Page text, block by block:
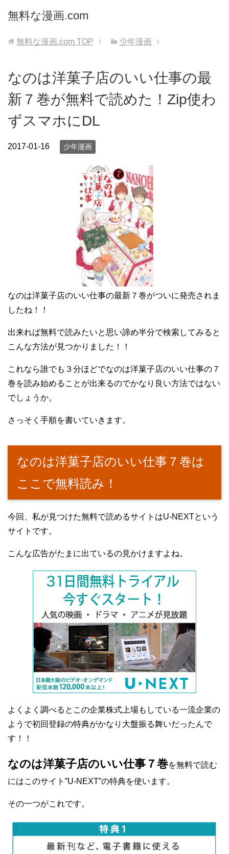
無料な漫画.com
無料な漫画.com TOP 少年漫画
なのは洋菓子店のいい仕事の最
新７巻が無料で読めた！Zip使わ
ずスマホにDL
2017-01-16 少年漫画
なのは洋菓子店のいい仕事の最新７巻がついに発売されま
したね！！
出来れば無料で読みたいと思い諦め半分で検索してみると
こんな方法が見つかりました！！
これなら誰でも３分ほどでなのは洋菓子店のいい仕事の７
巻を読み始めることが出来るのでかなり良い方法ではない
でしょうか。
さっそく手順を書いていきます。
なのは洋菓子店のいい仕事７巻は
ここで無料読み！
今回、私が見つけた無料で読めるサイトはU-NEXTという
サイトです。
こんな広告がたまに出ているの見かけますよね。
よくよく調べるとこの企業株式上場もしている一流企業の
ようで初回登録の特典がかなり大盤振る舞いだったんで
す！！
なのは洋菓子店のいい仕事７巻を無料で読む
にはこのサイト”U-NEXT”の特典を使います。
その一つがこれです。